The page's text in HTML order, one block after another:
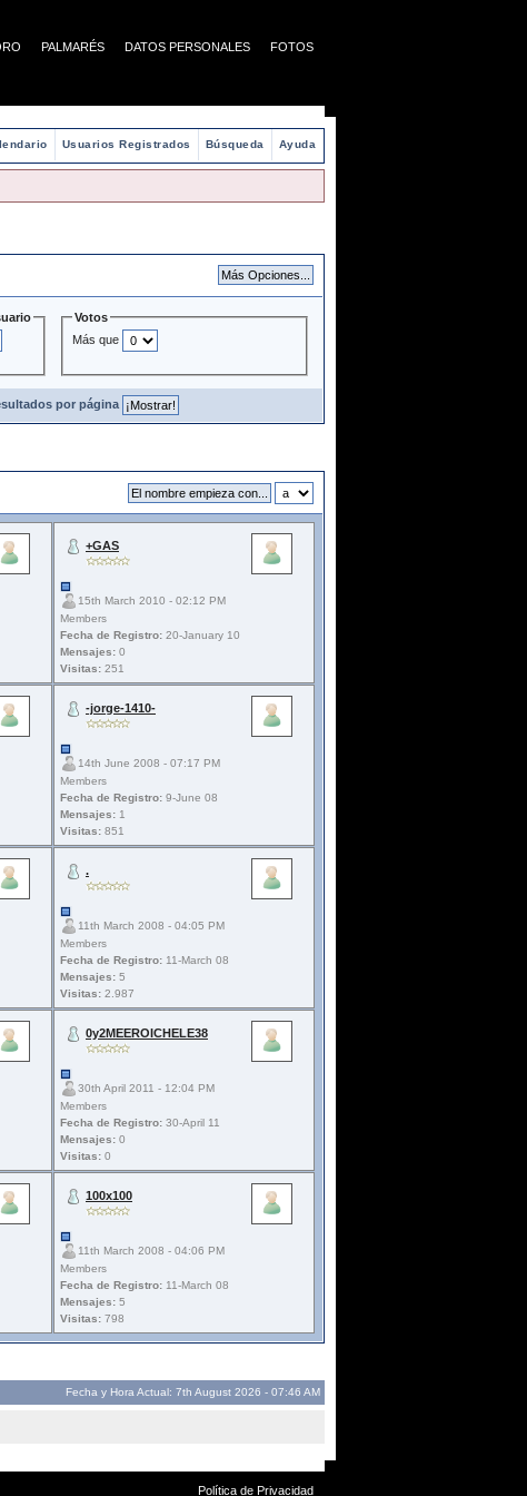
PALMARÉS DATOS PERSONALES FOTOS
Ayuda
Búsqueda
Usuarios Registrados
Votos
Más que
por página
+GAS
15th March 2010 - 02:12 PM
Members
Fecha de Registro: 20-January 10
Mensajes: 0
Visitas: 251
-jorge-1410-
14th June 2008 - 07:17 PM
Members
Fecha de Registro: 9-June 08
Mensajes: 1
Visitas: 851
.
11th March 2008 - 04:05 PM
Members
Fecha de Registro: 11-March 08
Mensajes: 5
Visitas: 2.987
0y2MEEROICHELE38
30th April 2011 - 12:04 PM
Members
Fecha de Registro: 30-April 11
Mensajes: 0
Visitas: 0
100x100
11th March 2008 - 04:06 PM
Members
Fecha de Registro: 11-March 08
Mensajes: 5
Visitas: 798
Fecha y Hora Actual: 7th August 2026 - 07:46 AM
Política de Privacidad